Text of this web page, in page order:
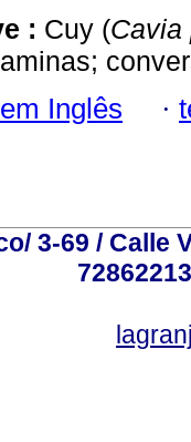
: Cuy (Cavia
Inglês ·
3-69 / Calle